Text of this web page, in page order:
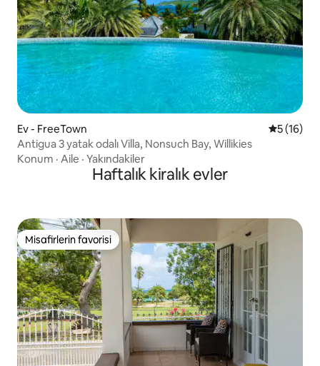
Ev - FreeTown 55 (16)
Antigua 3 yatak odalı Villa, Nonsuch Bay, Willikies
Konum · Aile · Yakındakiler
Haftalık kiralık evler
Misafirlerin favorisi
Misafirlerin favorisi